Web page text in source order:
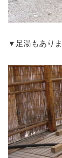
▼足湯もあり